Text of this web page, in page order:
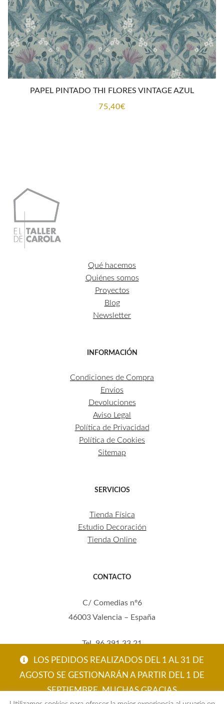
LOS PEDIDOS REALIZADOS DEL 1 AL 31 DE
AGOSTO SE GESTIONARÁN A PARTIR DEL 1 DE
SEPTIEMBRE. MUCHAS GRACIAS
PAPEL PINTADO THI FLORES VINTAGE AZUL
75,40€
Qué hacemos
Quiénes somos
Proyectos
Blog
Newsletter
INFORMACIÓN
Condiciones de Compra
Envíos
Devoluciones
Aviso Legal
Política de Privacidad
Política de Cookies
Sitemap
SERVICIOS
Tienda Física
Estudio Decoración
Tienda Online
CONTACTO
C/ Comedias nº6
46003 Valencia – España
Tel. 96 391 33 21
Mov. 620 123 461
carola@eltallerdecarola.com